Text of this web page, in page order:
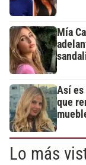
Mía
Así es
que
Lo más